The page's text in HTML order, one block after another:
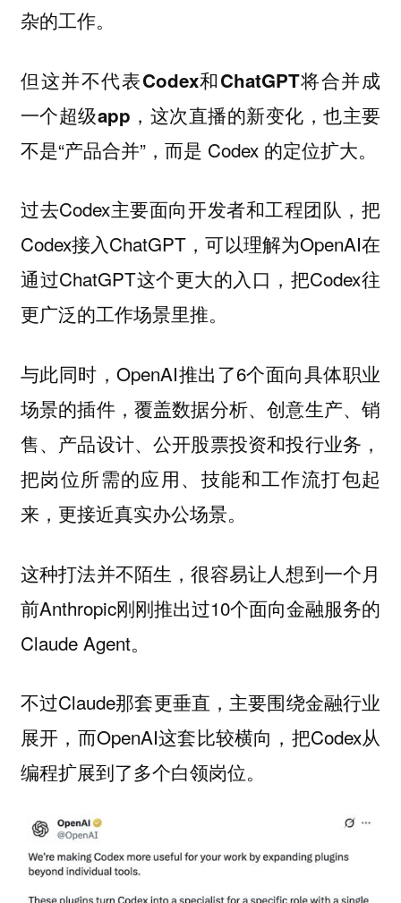
杂的工作。
但这并不代表Codex和ChatGPT将合并成
一个超级app ，这次直播的新变化，也主要
不是“产品合并”，而是 Codex 的定位扩大。
过去Codex主要面向开发者和工程团队，把
Codex接入ChatGPT，可以理解为OpenAI在
通过ChatGPT这个更大的入口，把Codex往
更广泛的工作场景里推。
与此同时，OpenAI推出了6个面向具体职业
场景的插件，覆盖数据分析、创意生产、销
售、产品设计、公开股票投资和投行业务，
把岗位所需的应用、技能和工作流打包起
来，更接近真实办公场景。
这种打法并不陌生，很容易让人想到一个月
前Anthropic刚刚推出过10个面向金融服务的
Claude Agent。
不过Claude那套更垂直，主要围绕金融行业
展开，而OpenAI这套比较横向，把Codex从
编程扩展到了多个白领岗位。